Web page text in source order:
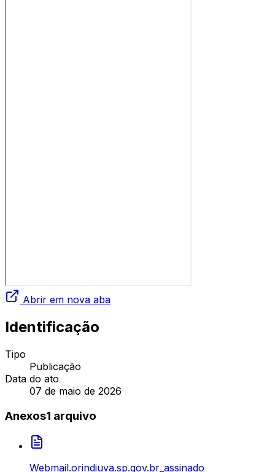
Abrir em nova aba
Identificação
Tipo
Publicação
Data do ato
07 de maio de 2026
Anexos1 arquivo
Webmail.orindiuva.sp.gov.br_assinado